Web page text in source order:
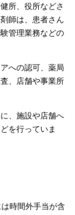
所、役所などさ
師は、患者さん
管理業務などの
への認可、薬局
、店舗や事業所
、施設や店舗へ
を行っていま
時間外手当が含